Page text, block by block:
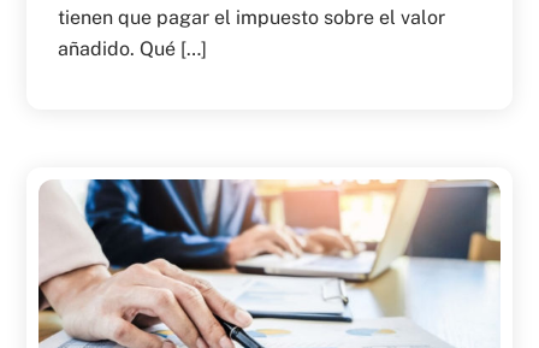
tienen que pagar el impuesto sobre el valor
añadido. Qué […]